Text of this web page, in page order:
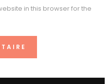
in this browser for the